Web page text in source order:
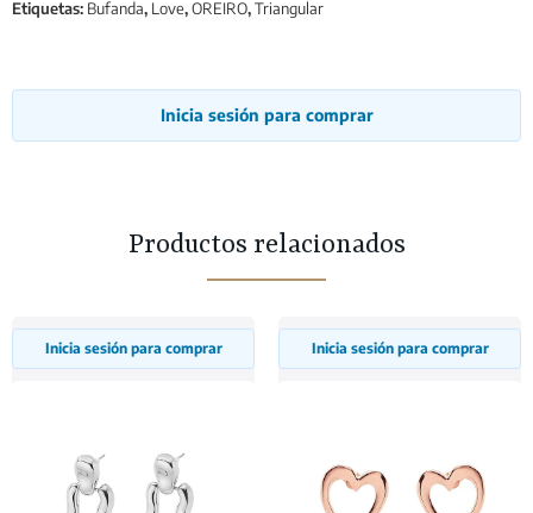
Etiquetas: Bufanda, Love,OREIRO,Triangular
Inicia sesión para comprar
Productos relacionados
Inicia sesión para comprar Inicia sesión para comprar